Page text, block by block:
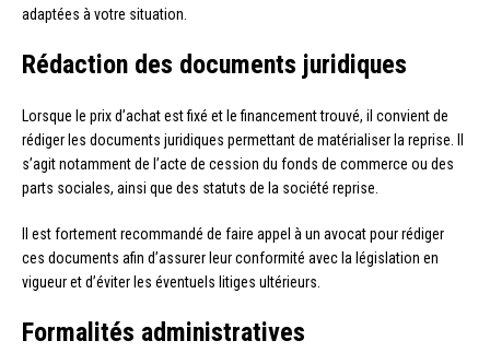
adaptées à votre situation.
Rédaction des documents juridiques
Lorsque le prix d’achat est fixé et le financement trouvé, il convient de
rédiger les documents juridiques permettant de matérialiser la reprise. Il
s’agit notamment de l’acte de cession du fonds de commerce ou des
parts sociales, ainsi que des statuts de la société reprise.
Il est fortement recommandé de faire appel à un avocat pour rédiger
ces documents afin d’assurer leur conformité avec la législation en
vigueur et d’éviter les éventuels litiges ultérieurs.
Formalités administratives